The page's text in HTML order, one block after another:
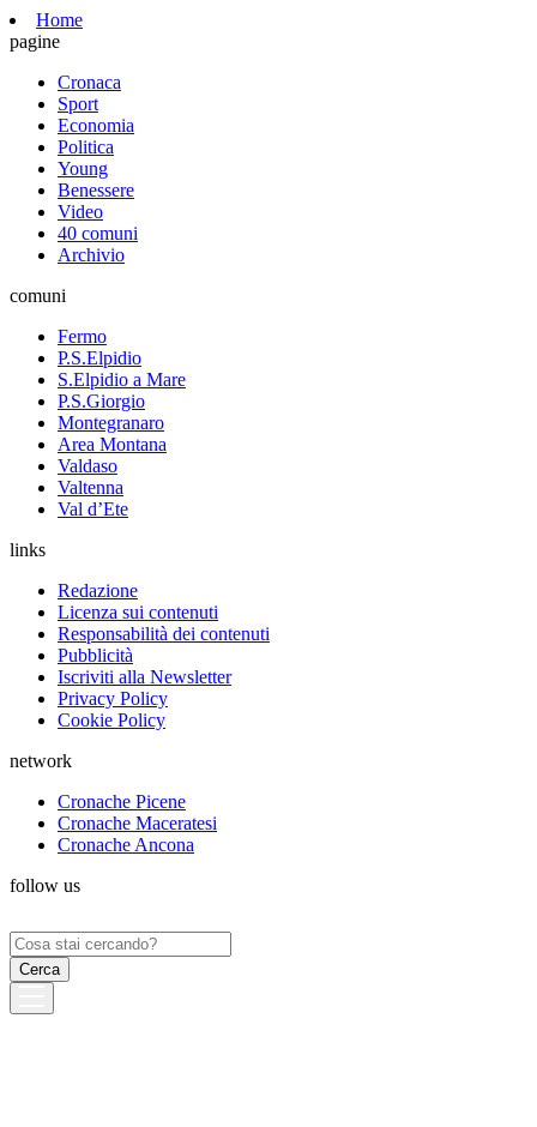
Home
pagine
Cronaca
Sport
Economia
Politica
Young
Benessere
Video
40 comuni
Archivio
comuni
Fermo
P.S.Elpidio
S.Elpidio a Mare
P.S.Giorgio
Montegranaro
Area Montana
Valdaso
Valtenna
Val d’Ete
links
Redazione
Licenza sui contenuti
Responsabilità dei contenuti
Pubblicità
Iscriviti alla Newsletter
Privacy Policy
Cookie Policy
network
Cronache Picene
Cronache Maceratesi
Cronache Ancona
follow us
Ricerca
per: